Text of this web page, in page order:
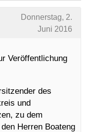
Donnerstag, 2.
Juni 2016
Veröffentlichung
des
und
zu dem
Herren Boateng